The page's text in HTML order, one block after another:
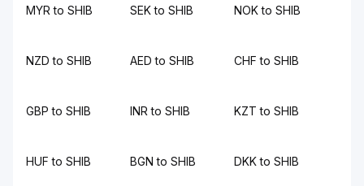
MYR to SHIB SEK to SHIB NOK to SHIB
NZD to SHIB AED to SHIB CHF to SHIB
GBP to SHIB INR to SHIB KZT to SHIB
HUF to SHIB BGN to SHIB DKK to SHIB